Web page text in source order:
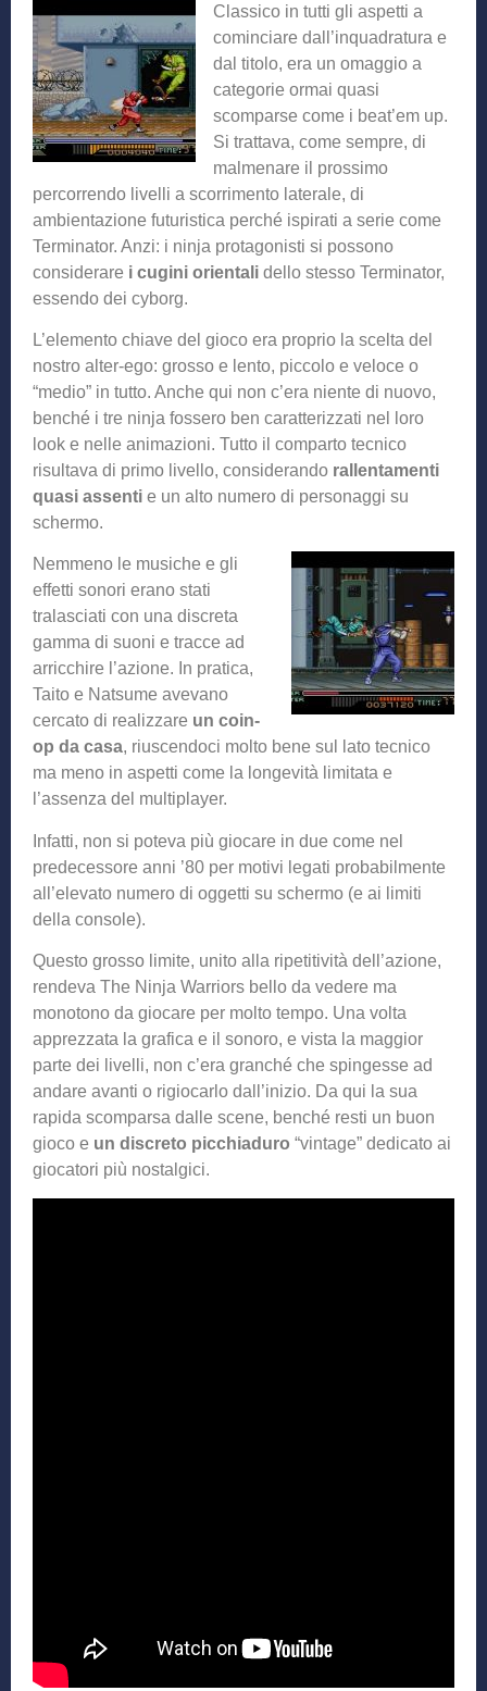
Classico in tutti gli aspetti a
cominciare dall’inquadratura e
dal titolo, era un omaggio a
categorie ormai quasi
scomparse come i beat’em up.
Si trattava, come sempre, di
malmenare il prossimo
percorrendo livelli a scorrimento laterale, di
ambientazione futuristica perché ispirati a serie come
Terminator. Anzi: i ninja protagonisti si possono
considerare i cugini orientali dello stesso Terminator,
essendo dei cyborg.
L’elemento chiave del gioco era proprio la scelta del
nostro alter-ego: grosso e lento, piccolo e veloce o
“medio” in tutto. Anche qui non c’era niente di nuovo,
benché i tre ninja fossero ben caratterizzati nel loro
look e nelle animazioni. Tutto il comparto tecnico
risultava di primo livello, considerando rallentamenti
quasi assenti e un alto numero di personaggi su
schermo.
Nemmeno le musiche e gli
effetti sonori erano stati
tralasciati con una discreta
gamma di suoni e tracce ad
arricchire l’azione. In pratica,
Taito e Natsume avevano
cercato di realizzare un coin-
op da casa, riuscendoci molto bene sul lato tecnico
ma meno in aspetti come la longevità limitata e
l’assenza del multiplayer.
Infatti, non si poteva più giocare in due come nel
predecessore anni ’80 per motivi legati probabilmente
all’elevato numero di oggetti su schermo (e ai limiti
della console).
Questo grosso limite, unito alla ripetitività dell’azione,
rendeva The Ninja Warriors bello da vedere ma
monotono da giocare per molto tempo. Una volta
apprezzata la grafica e il sonoro, e vista la maggior
parte dei livelli, non c’era granché che spingesse ad
andare avanti o rigiocarlo dall’inizio. Da qui la sua
rapida scomparsa dalle scene, benché resti un buon
gioco e un discreto picchiaduro “vintage” dedicato ai
giocatori più nostalgici.